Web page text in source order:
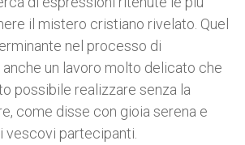
il mistero cristiano rivelato. Quel
nel processo di
anche un lavoro molto delicato che
possibile realizzare senza la
come disse con gioia serena e
vescovi partecipanti.